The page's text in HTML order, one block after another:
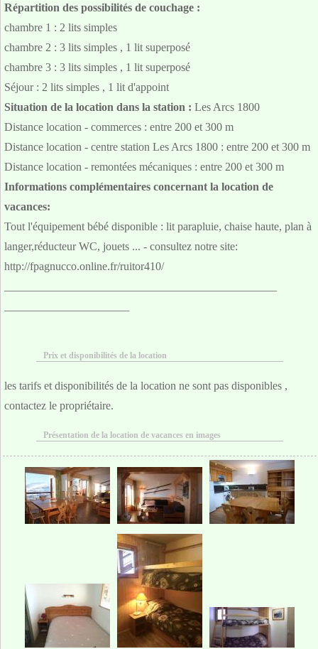
Répartition des possibilités de couchage :
chambre 1 : 2 lits simples
chambre 2 : 3 lits simples , 1 lit superposé
chambre 3 : 3 lits simples , 1 lit superposé
Séjour : 2 lits simples , 1 lit d'appoint
Situation de la location dans la station : Les Arcs 1800
Distance location - commerces : entre 200 et 300 m
Distance location - centre station Les Arcs 1800 : entre 200 et 300 m
Distance location - remontées mécaniques : entre 200 et 300 m
Informations complémentaires concernant la location de
vacances:
Tout l'équipement bébé disponible : lit parapluie, chaise haute, plan à
langer,réducteur WC, jouets ... - consultez notre site:
http://fpagnucco.online.fr/ruitor410/
Prix et disponibilités de la location
les tarifs et disponibilités de la location ne sont pas disponibles ,
contactez le propriétaire.
Présentation de la location de vacances en images